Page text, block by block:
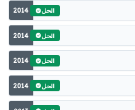
2014 الحل
2014 الحل
2014 الحل
2014 الحل